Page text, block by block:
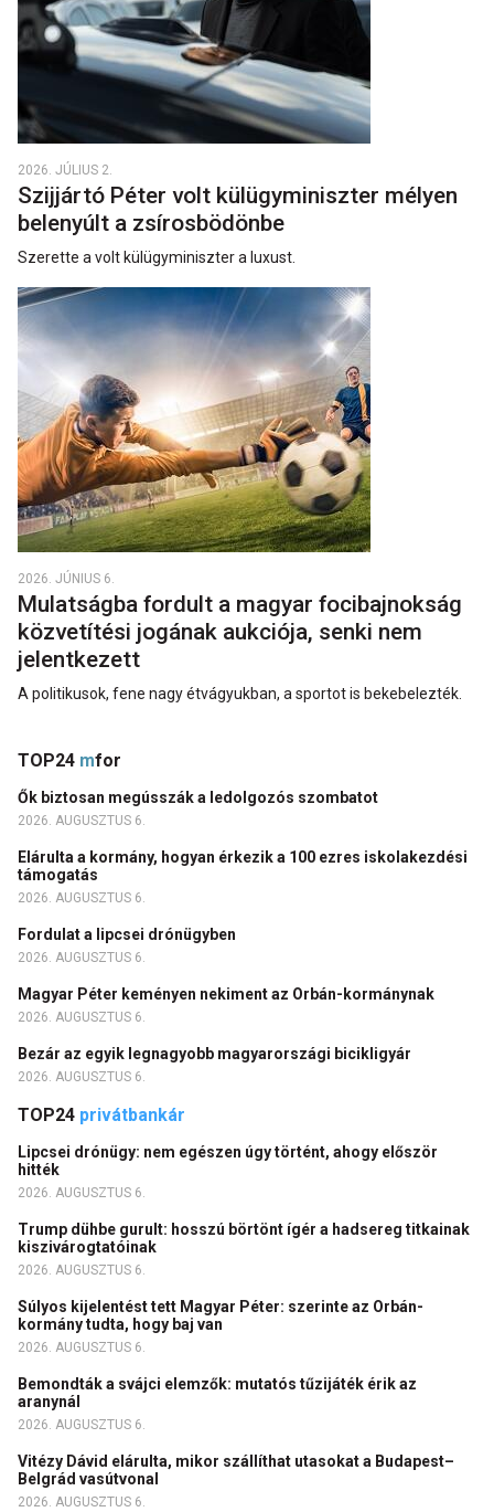
2026. JÚLIUS 2.
Szijjártó Péter volt külügyminiszter mélyen
belenyúlt a zsírosbödönbe
Szerette a volt külügyminiszter a luxust.
2026. JÚNIUS 6.
Mulatságba fordult a magyar focibajnokság
közvetítési jogának aukciója, senki nem
jelentkezett
A politikusok, fene nagy étvágyukban, a sportot is bekebelezték.
TOP24 mfor
Ők biztosan megússzák a ledolgozós szombatot
2026. AUGUSZTUS 6.
Elárulta a kormány, hogyan érkezik a 100 ezres iskolakezdési
támogatás
2026. AUGUSZTUS 6.
Fordulat a lipcsei drónügyben
2026. AUGUSZTUS 6.
Magyar Péter keményen nekiment az Orbán-kormánynak
2026. AUGUSZTUS 6.
Bezár az egyik legnagyobb magyarországi bicikligyár
2026. AUGUSZTUS 6.
TOP24 privátbankár
Lipcsei drónügy: nem egészen úgy történt, ahogy először
hitték
2026. AUGUSZTUS 6.
Trump dühbe gurult: hosszú börtönt ígér a hadsereg titkainak
kiszivárogtatóinak
2026. AUGUSZTUS 6.
Súlyos kijelentést tett Magyar Péter: szerinte az Orbán-
kormány tudta, hogy baj van
2026. AUGUSZTUS 6.
Bemondták a svájci elemzők: mutatós tűzijáték érik az
aranynál
2026. AUGUSZTUS 6.
Vitézy Dávid elárulta, mikor szállíthat utasokat a Budapest–
Belgrád vasútvonal
2026. AUGUSZTUS 6.